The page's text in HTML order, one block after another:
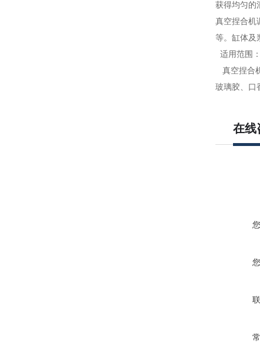
获得均匀的
真空捏合机
等。缸体及
适用范围：
真空捏合
玻璃胶、口
在线